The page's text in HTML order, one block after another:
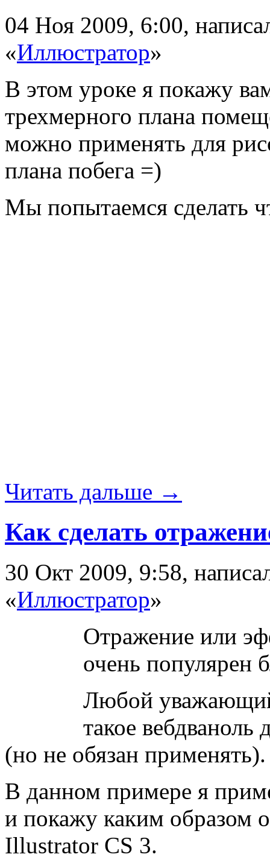
04 Ноя 2009, 6:00,
«Иллюстратор»
В этом уроке я покажу
трехмерного плана
можно применять для
плана побега =)
Мы попытаемся сделать
Читать дальше →
Как сделать
30 Окт 2009, 9:58,
«Иллюстратор»
Отражение или
очень популярен
Любой
такое вебдваноль
(но не обязан применять).
В данном примере я
и покажу каким образом
Illustrator CS 3.